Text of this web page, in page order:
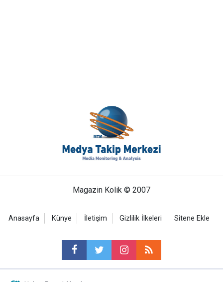
Magazin Kolik © 2007
Anasayfa Künye İletişim Gizlilik İlkeleri Sitene Ekle